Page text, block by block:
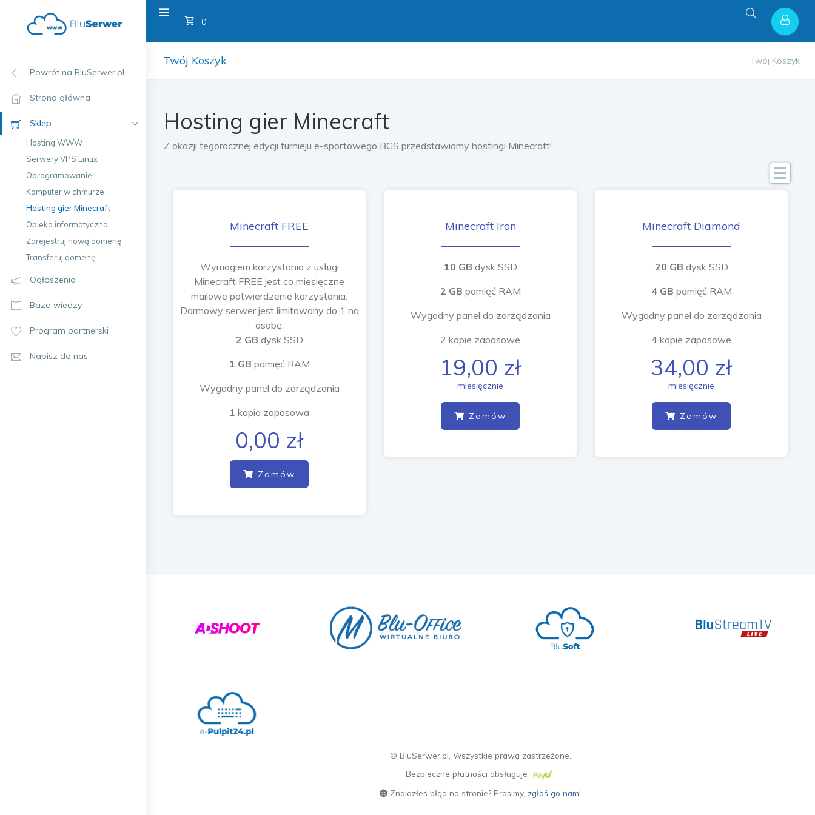
0
Powrót na BluSerwer.pl
Strona główna
Sklep
Hosting WWW
Serwery VPS Linux
Oprogramowanie
Komputer w chmurze
Hosting gier Minecraft
Opieka informatyczna
Zarejestruj nową domenę
Transferuj domenę
Ogłoszenia
Baza wiedzy
Program partnerski
Napisz do nas
Twój Koszyk Twój Koszyk
Hosting gier Minecraft
Z okazji tegorocznej edycji turnieju e-sportowego BGS przedstawiamy hostingi Minecraft!
Minecraft FREE
Wymogiem korzystania z usługi
Minecraft FREE jest co miesięczne
mailowe potwierdzenie korzystania.
Darmowy serwer jest limitowany do 1 na
osobę.
2 GB dysk SSD
1 GB pamięć RAM
Wygodny panel do zarządzania
1 kopia zapasowa
0,00 zł
Zamów
Minecraft Iron
10 GB dysk SSD
2 GB pamięć RAM
Wygodny panel do zarządzania
2 kopie zapasowe
19,00 zł
miesięcznie
Zamów
Minecraft Diamond
20 GB dysk SSD
4 GB pamięć RAM
Wygodny panel do zarządzania
4 kopie zapasowe
34,00 zł
miesięcznie
Zamów
© BluSerwer.pl. Wszystkie prawa zastrzeżone.
Bezpieczne płatności obsługuje
Znalazłeś błąd na stronie? Prosimy, zgłoś go nam!